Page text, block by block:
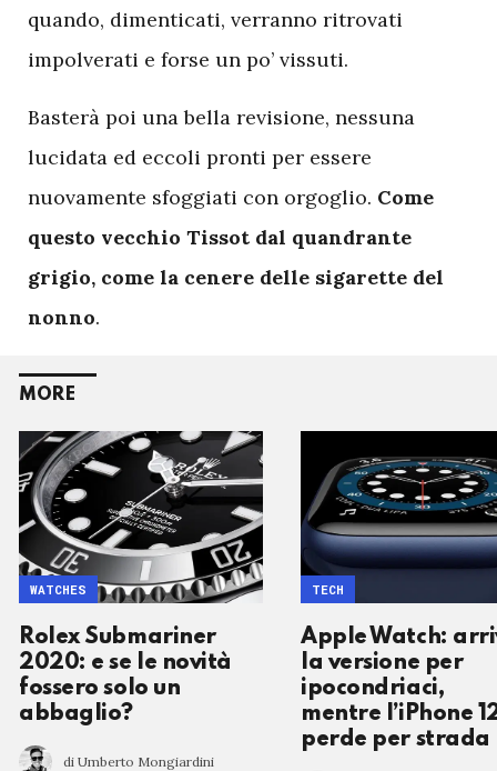
quando, dimenticati, verranno ritrovati
impolverati e forse un po’ vissuti.
Basterà poi una bella revisione, nessuna
lucidata ed eccoli pronti per essere
nuovamente sfoggiati con orgoglio. Come
questo vecchio Tissot dal quandrante
grigio, come la cenere delle sigarette del
nonno.
MORE
Rolex Submariner
2020: e se le novità
fossero solo un
abbaglio?
di Umberto Mongiardini
WATCHES
Apple Watch:
la versione per
ipocondriaci,
mentre l’iPhone
perde per strada
TECH